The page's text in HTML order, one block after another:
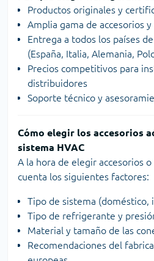
Productos originales y
Amplia gama de accesorios y
Entrega a todos los países
(España, Italia, Alemania,
Precios competitivos para
distribuidores
Soporte técnico y
Cómo elegir los accesorios
sistema HVAC
A la hora de elegir accesorios
cuenta los siguientes factores:
Tipo de sistema
Tipo de refrigerante y
Material y tamaño de las
Recomendaciones del